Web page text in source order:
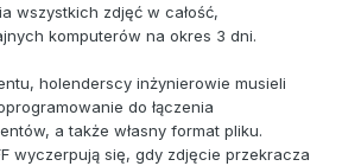
wszystkich zdjęć w całość,
komputerów na okres 3 dni.
holenderscy inżynierowie musieli
do łączenia
a także własny format pliku.
wyczerpują się, gdy zdjęcie przekracza